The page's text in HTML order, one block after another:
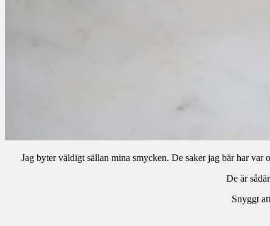
Jag byter väldigt sällan mina smycken. De saker jag bär har
De är
Snyggt